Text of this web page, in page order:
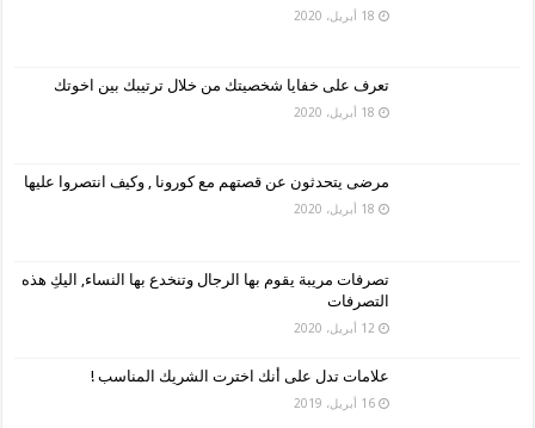
18 أبريل، 2020
تعرف على خفايا شخصيتك من خلال ترتيبك بين اخوتك
18 أبريل، 2020
مرضى يتحدثون عن قصتهم مع كورونا , وكيف انتصروا عليها
18 أبريل، 2020
تصرفات مريبة يقوم بها الرجال وتنخدع بها النساء, اليكِ هذه
التصرفات
12 أبريل، 2020
علامات تدل على أنك اخترت الشريك المناسب !
16 أبريل، 2019